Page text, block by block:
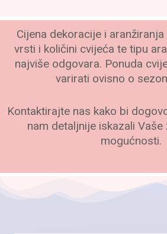
Cijena dekoracije i
vrsti i količini cvijeća te tipu
najviše odgovara. Ponuda
varirati ovisno o
Kontaktirajte nas kako bi
nam detaljnije iskazali Vaše
mogućnosti.